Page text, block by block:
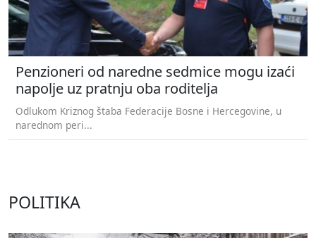
Penzioneri od naredne sedmice mogu izaći
napolje uz pratnju oba roditelja
Odlukom Kriznog štaba Federacije Bosne i Hercegovine, u
narednom peri...
POLITIKA